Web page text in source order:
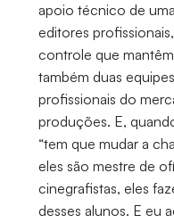
apoio técnico de
editores
controle que
também duas
profissionais do
produções. E,
“tem que mudar a
eles são mestre de
cinegrafistas, eles
desses alunos. E eu